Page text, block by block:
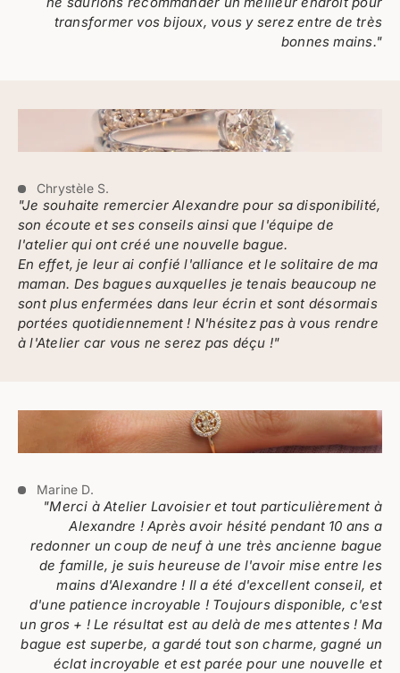
transformer vos bijoux, vous y serez entre de très
bonnes mains."
Chrystèle S.
"Je souhaite remercier Alexandre pour sa disponibilité,
son écoute et ses conseils ainsi que l'équipe de
l'atelier qui ont créé une nouvelle bague.
En effet, je leur ai confié l'alliance et le solitaire de ma
maman. Des bagues auxquelles je tenais beaucoup ne
sont plus enfermées dans leur écrin et sont désormais
portées quotidiennement ! N'hésitez pas à vous rendre
à l'Atelier car vous ne serez pas déçu !"
Marine D.
"Merci à Atelier Lavoisier et tout particulièrement à
Alexandre ! Après avoir hésité pendant 10 ans a
redonner un coup de neuf à une très ancienne bague
de famille, je suis heureuse de l'avoir mise entre les
mains d'Alexandre ! Il a été d'excellent conseil, et
d'une patience incroyable ! Toujours disponible, c'est
un gros + ! Le résultat est au delà de mes attentes ! Ma
bague est superbe, a gardé tout son charme, gagné un
éclat incroyable et est parée pour une nouvelle et